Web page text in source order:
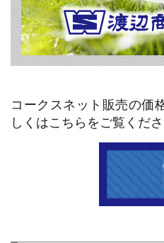
コークスネット販売の価
しくはこちらをご覧くだ